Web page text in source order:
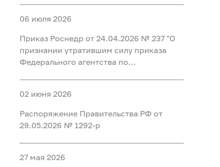
регистрации таких уведомлений и
организации проверки содержащихся в
них сведений"
территории Российской Федерации,
владеть и (или) пользоваться
инструментами"
Федеральном агентстве по
недропользованию и его
территориальных органах"
06 июля 2026
Приказ Роснедр от 24.04.2026 № 237 "О
признании утратившим силу приказа
Федерального агентства по
должностей, при замещении которых
сведения о доходах, расходах, об
имуществе и обязательствах
имущественного характера граждан,
замещающих на основании трудового
договора должности в организациях,
02 июня 2026
Распоряжение Правительства РФ от
29.05.2026 № 1292-р
27 мая 2026